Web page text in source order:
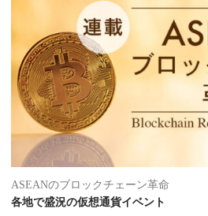
ASEANのブロックチェーン革命
各地で盛況の仮想通貨イベント